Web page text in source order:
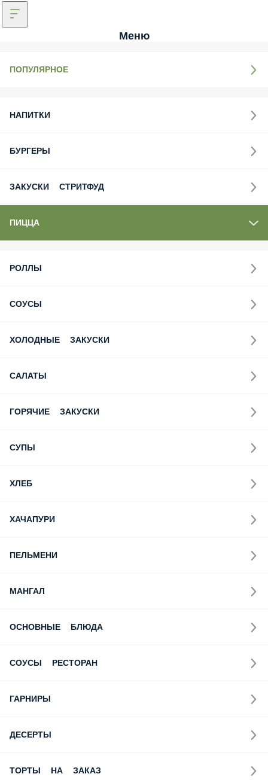
Меню
ПОПУЛЯРНОЕ
НАПИТКИ
БУРГЕРЫ
ЗАКУСКИ СТРИТФУД
ПИЦЦА
РОЛЛЫ
СОУСЫ
ХОЛОДНЫЕ ЗАКУСКИ
САЛАТЫ
ГОРЯЧИЕ ЗАКУСКИ
СУПЫ
ХЛЕБ
ХАЧАПУРИ
ПЕЛЬМЕНИ
МАНГАЛ
ОСНОВНЫЕ БЛЮДА
СОУСЫ РЕСТОРАН
ГАРНИРЫ
ДЕСЕРТЫ
ТОРТЫ НА ЗАКАЗ